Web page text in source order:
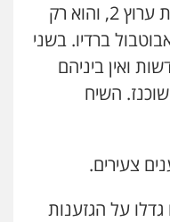
לא היה סיכוי להגיש את חדשות ערוץ 2, והוא רק
ז'וז'ו אבוטבול ברדיו. בשני
ואין ביניהם
השיח
צעירים.
על הגזענות